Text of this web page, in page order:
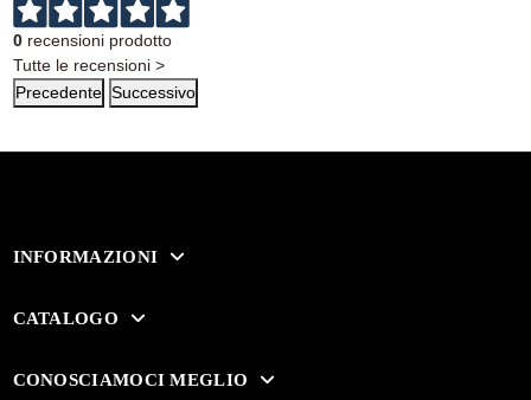
0recensioni prodotto
Tutte le recensioni >
Precedente Successivo
INFORMAZIONI
CATALOGO
CONOSCIAMOCI MEGLIO